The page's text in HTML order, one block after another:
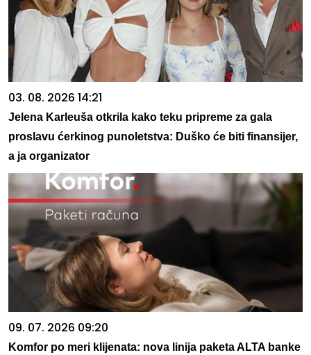
03. 08. 2026 14:21
Jelena Karleuša otkrila kako teku pripreme za gala
proslavu ćerkinog punoletstva: Duško će biti finansijer,
a ja organizator
09. 07. 2026 09:20
Komfor po meri klijenata: nova linija paketa ALTA banke